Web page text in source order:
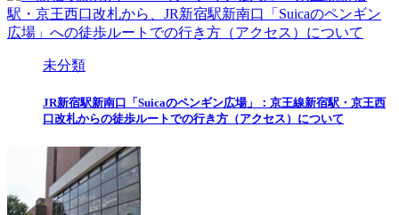
未分類
JR新宿駅新南口「Suicaのペンギン広場」：京王線新宿駅・京王西
口改札からの徒歩ルートでの行き方（アクセス）について